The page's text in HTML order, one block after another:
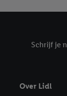
Schrijf je
Over Lidl
noodzakelijke
klikken, stemt u
bewaartermijn
trekken, vindt u in